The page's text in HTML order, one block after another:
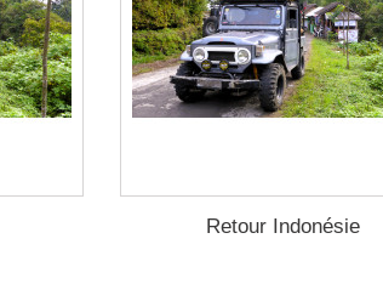
Retour Indonésie